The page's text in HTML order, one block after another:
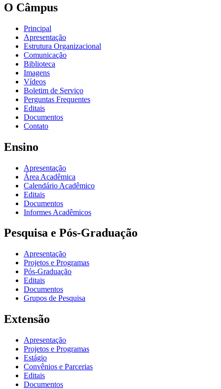
O Câmpus
Principal
Apresentação
Estrutura Organizacional
Comunicação
Biblioteca
Imagens
Vídeos
Boletim de Serviço
Perguntas Frequentes
Editais
Documentos
Contato
Ensino
Apresentação
Área Acadêmica
Calendário Acadêmico
Editais
Documentos
Informes Acadêmicos
Pesquisa e Pós-Graduação
Apresentação
Projetos e Programas
Pós-Graduação
Editais
Documentos
Grupos de Pesquisa
Extensão
Apresentação
Projetos e Programas
Estágio
Convênios e Parcerias
Editais
Documentos